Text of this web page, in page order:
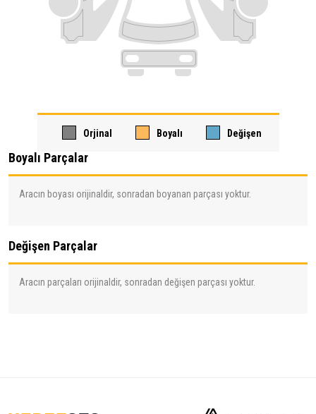
Orjinal Boyalı Değişen
Boyalı Parçalar
Aracın boyası orijinaldir, sonradan boyanan parçası yoktur.
Değişen Parçalar
Aracın parçaları orijinaldir, sonradan değişen parçası yoktur.